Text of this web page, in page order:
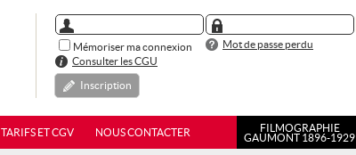
Mémoriser ma connexion
Mot de passe perdu
Consulter les CGU
Inscription
TARIFS ET CGV NOUS CONTACTER
FILMOGRAPHIE
GAUMONT 1896-1929